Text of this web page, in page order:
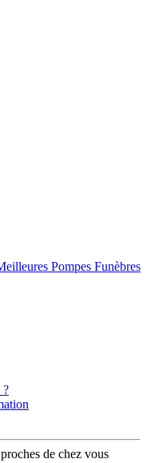
Pompes Funèbres
?
de chez vous